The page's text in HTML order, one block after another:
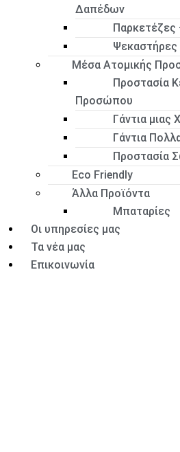
Δαπέδων
Παρκετέζες
Ψεκαστήρες
Μέσα Ατομικής
Προστασία
Προσώπου
Γάντια μιας
Γάντια
Προστασία
Eco Friendly
Άλλα Προϊόντα
Μπαταρίες
Οι υπηρεσίες μας
Τα νέα μας
Επικοινωνία